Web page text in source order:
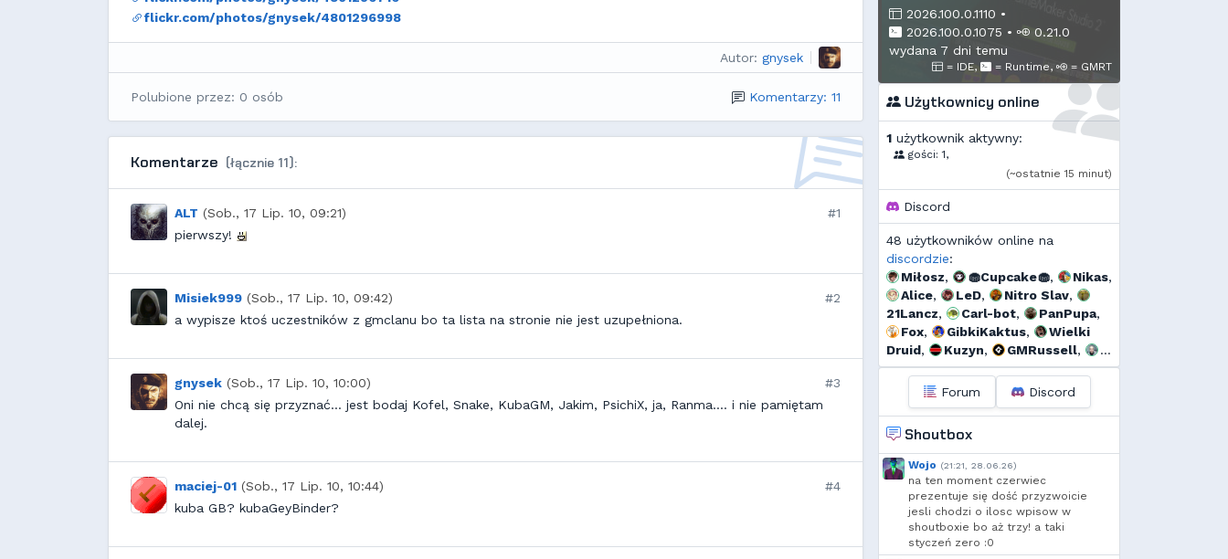
flickr.com/photos/gnysek/4801296998
Autor: gnysek
Polubione przez: 0 osób Komentarzy: 11
Komentarze (łącznie 11):
ALT (Sob., 17 Lip. 10, 09:21)
#1
pierwszy!
Misiek999 (Sob., 17 Lip. 10, 09:42)
#2
a wypisze ktoś uczestników z gmclanu bo ta lista na stronie nie jest uzupełniona.
gnysek (Sob., 17 Lip. 10, 10:00)
#3
Oni nie chcą się przyznać... jest bodaj Kofel, Snake, KubaGM, Jakim, PsichiX, ja, Ranma.... i nie pamiętam
dalej.
maciej-01 (Sob., 17 Lip. 10, 10:44)
#4
kuba GB? kubaGeyBinder?
2026.100.0.1110 •
2026.100.0.1075 •
0.21.0
wydana 7 dni temu
= IDE, = Runtime, = GMRT
Użytkownicy online
1 użytkownik aktywny:
gości: 1,
(~ostatnie 15 minut)
Discord
48 użytkowników online na
discordzie:
Miłosz, 🧁Cupcake🧁, Nikas,
Alice, LeD, Nitro Slav,
21Lancz, Carl-bot, PanPupa,
Fox, GibkiKaktus,
Wielki
Druid, Kuzyn, GMRussell,
Tidżi, 𝕳𝖚𝖌𝖔 𝕲𝖔𝖓𝖝𝖆𝖑𝖊𝖝, 𝕯𝖎𝖆𝖓𝖆,
, r... Threef ,
RogerDodg3r, Uzjel, Murrri
🆅🅸🆃🅾74🅼,
FarnekGarnek
szmalu
Korodzik , OdrzuconyKrakers
Ulti, Kandif, Danieo, bagno
Arrekin, Mtax, g...,
RuLing, Voytec, szynka
Cebul , Add92,
Forum Discord
Shoutbox
Wojo (21:21, 28.06.26)
na ten moment czerwiec
prezentuje się dość przyzwoicie
jesli chodzi o ilosc wpisow w
shoutboxie bo aż trzy! a taki
styczeń zero :0